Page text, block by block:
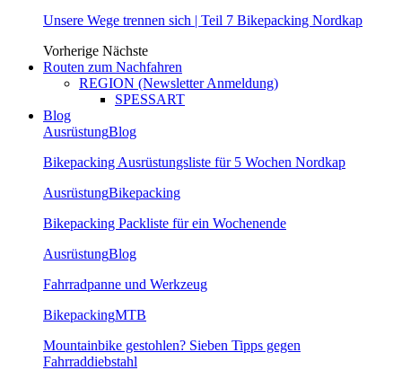
Unsere Wege trennen sich | Teil 7 Bikepacking Nordkap
Vorherige Nächste
Routen zum Nachfahren
REGION (Newsletter Anmeldung)
SPESSART
Blog
AusrüstungBlog
Bikepacking Ausrüstungsliste für 5 Wochen Nordkap
AusrüstungBikepacking
Bikepacking Packliste für ein Wochenende
AusrüstungBlog
Fahrradpanne und Werkzeug
BikepackingMTB
Mountainbike gestohlen? Sieben Tipps gegen
Fahrraddiebstahl